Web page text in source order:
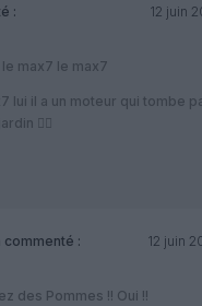
:
12 juin
max7 le max7
lui il a un moteur qui tombe
🤷‍♂️
commenté :
12 juin
des Pommes !! Oui !!